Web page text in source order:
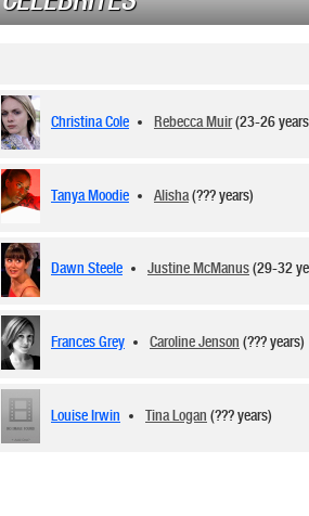
Christina Cole Rebecca Muir(23-26
Tanya Moodie Alisha(??? years)
Dawn Steele Justine McManus(29-32
Frances Grey Caroline Jenson (??? years)
Louise Irwin Tina Logan (??? years)